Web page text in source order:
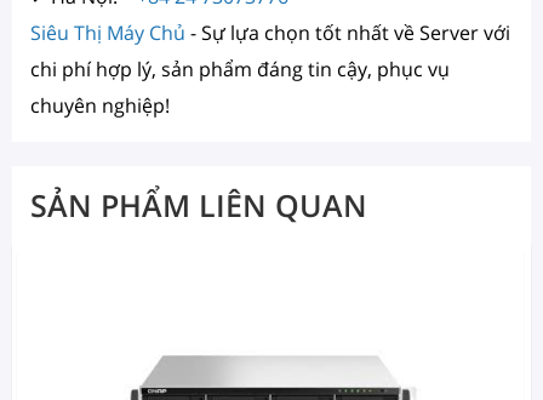
Siêu Thị Máy Chủ - Sự lựa chọn tốt nhất về Server với
chi phí hợp lý, sản phẩm đáng tin cậy, phục vụ
chuyên nghiệp!
SẢN PHẨM LIÊN QUAN